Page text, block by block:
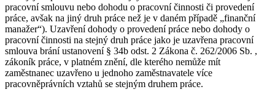
pracovní smlouvu nebo dohodu o pracovní činnosti či provedení
práce, avšak na jiný druh práce než je v daném případě „finanční
manažer“). Uzavření dohody o provedení práce nebo dohody o
pracovní činnosti na stejný druh práce jako je uzavřena pracovní
smlouva brání ustanovení § 34b odst. 2 Zákona č. 262/2006 Sb. ,
zákoník práce, v platném znění, dle kterého nemůže mít
zaměstnanec uzavřeno u jednoho zaměstnavatele více
pracovněprávních vztahů se stejným druhem práce.